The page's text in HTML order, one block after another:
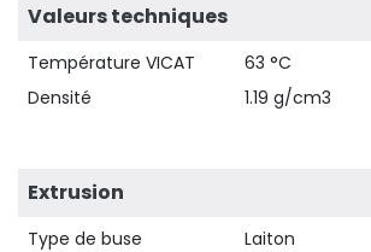
Valeurs techniques
Température VICAT
63 °C
Densité
1.19 g/cm3
Extrusion
Type de buse
Laiton